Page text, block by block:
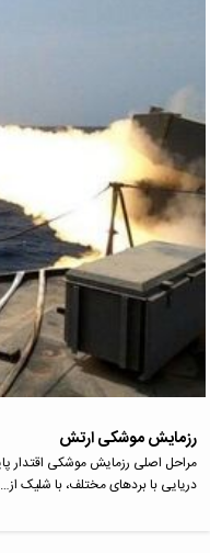
رزمایش موشکی ارتش
دریایی با بردهای مختلف، با شلیک از…